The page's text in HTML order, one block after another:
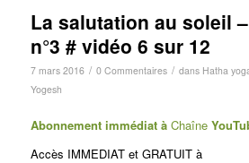
La salutation au soleil
n°3 # vidéo 6 sur 12
7 mars 2016 / 0 Commentaires / dans Hatha
Yogesh
Abonnement immédiat à Chaîne You
Accès IMMEDIAT et GRATUIT à